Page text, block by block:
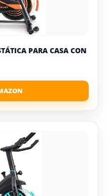
PARA CASA CON